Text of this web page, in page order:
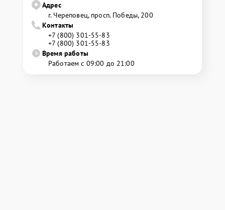
Адрес
г. Череповец, просп. Победы, 200
Контакты
+7 (800) 301-55-83
+7 (800) 301-55-83
Время работы
Работаем с 09:00 до 21:00